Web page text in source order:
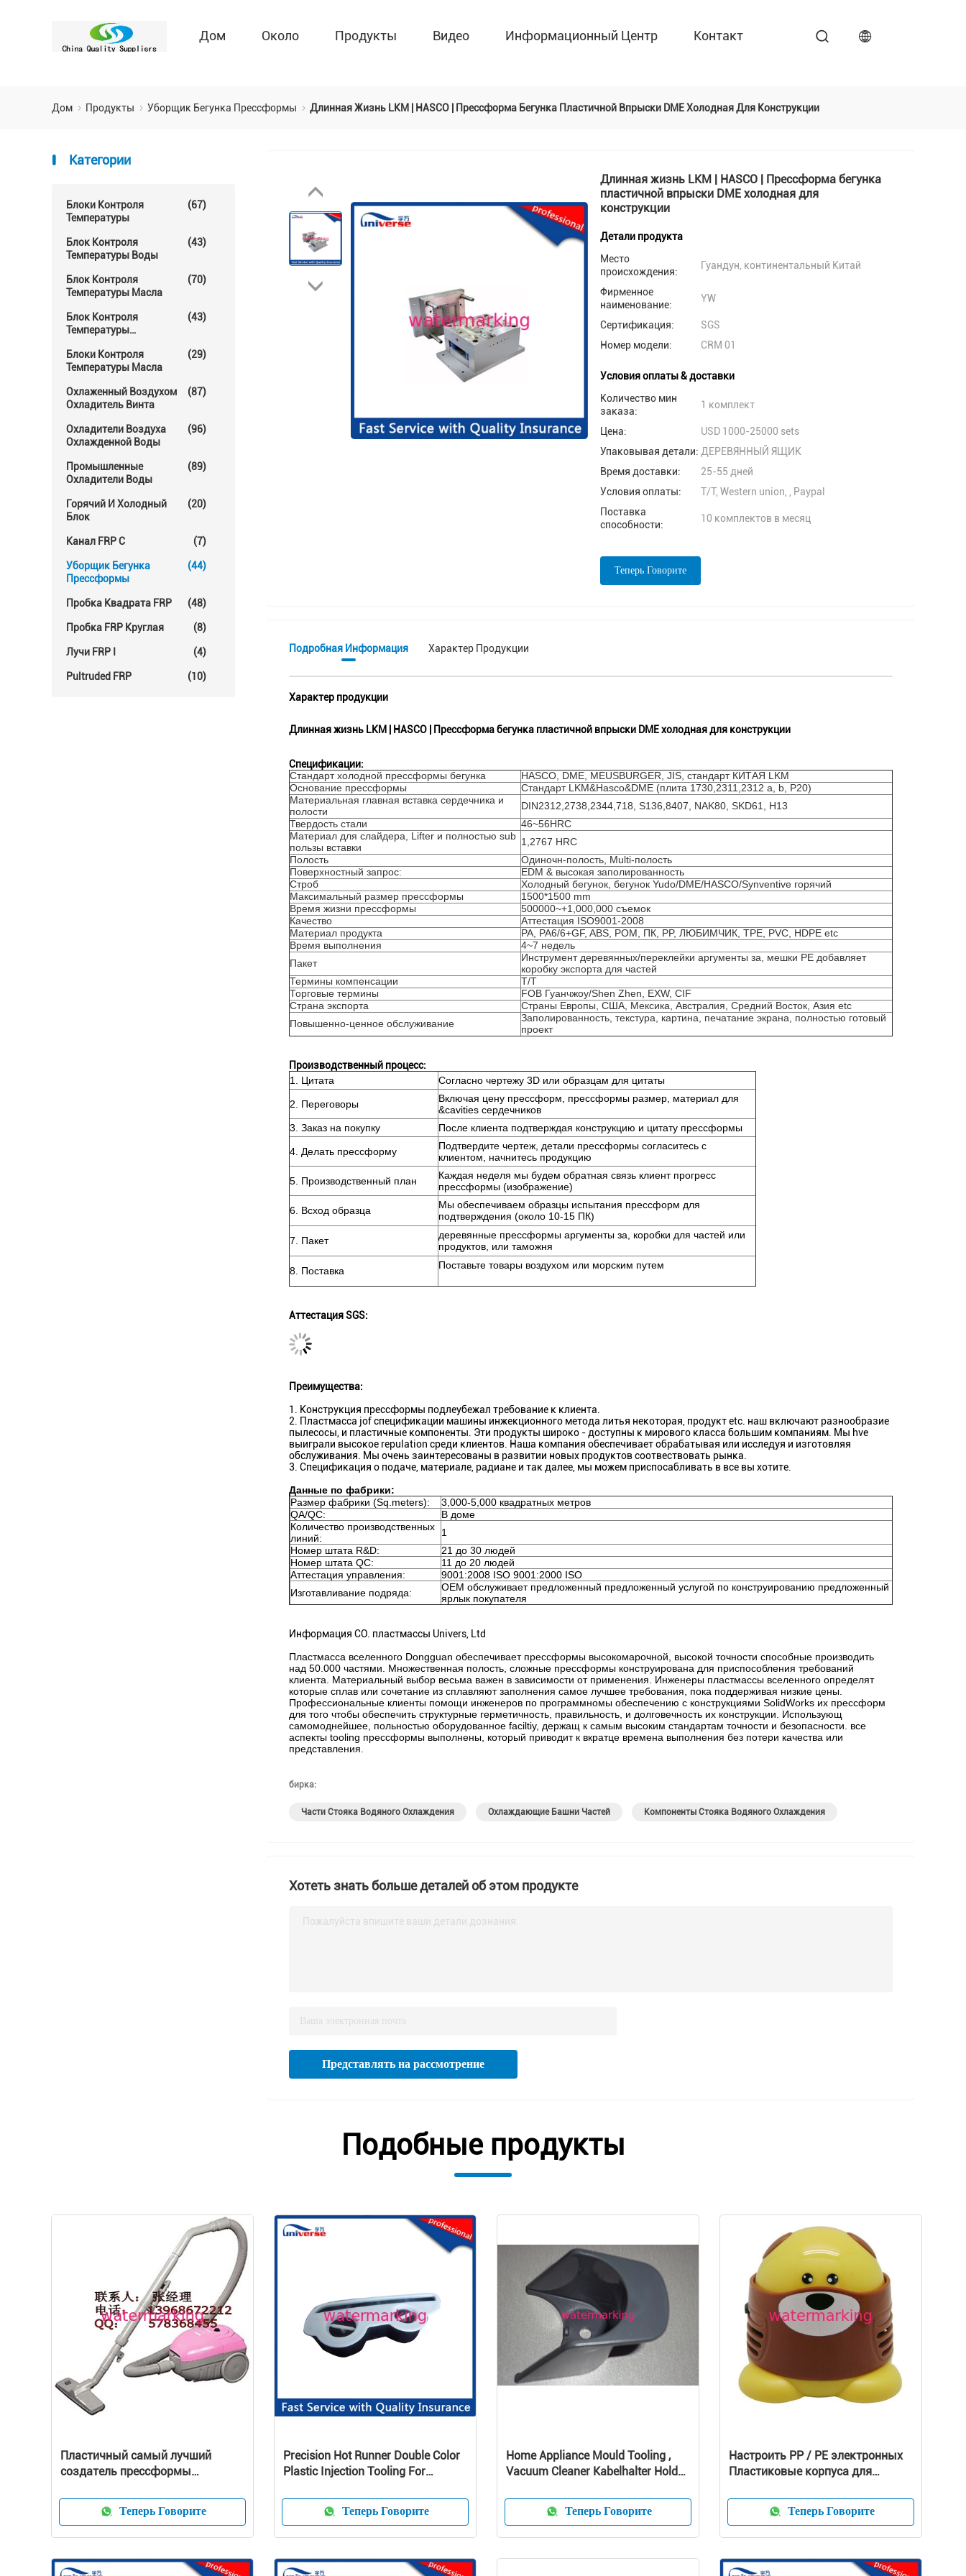
Дом Около Продукты Видео Информационный Центр Контакт
Дом Продукты Уборщик Бегунка Прессформы Длинная Жизнь LKM | HASCO | Прессформа Бегунка Пластичной Впрыски DME Холодная Для Конструкции
Категории
Блоки Контроля
Температуры
(67)
Блок Контроля
Температуры Воды
(43)
Блок Контроля
Температуры Масла
(70)
Блок Контроля
Температуры
(43)
Блоки Контроля
Температуры Масла
(29)
Охлаженный Воздухом
Охладитель Винта
(87)
Охладители Воздуха
Охлажденной Воды
(96)
Промышленные
Охладители Воды
(89)
Горячий И Холодный
Блок
(20)
Канал FRP C (7)
Уборщик Бегунка
Прессформы
(44)
Пробка Квадрата FRP (48)
Пробка FRP Круглая (8)
Лучи FRP I (4)
Pultruded FRP (10)
Длинная жизнь LKM | HASCO | Прессформа бегунка
пластичной впрыски DME холодная для
конструкции
Детали продукта
Место
происхождения:
Гуандун, континентальный Китай
Фирменное
наименование:
YW
Сертификация:
SGS
Номер модели:
CRM 01
Условия оплаты & доставки
Количество мин
заказа:
1 комплект
Цена:
USD 1000-25000 sets
Упаковывая детали: ДЕРЕВЯННЫЙ ЯЩИК
Время доставки:
25-55 дней
Условия оплаты:
T/T, Western union, , Paypal
Поставка
способности:
10 комплектов в месяц
Теперь Говорите
Подробная Информация Характер Продукции
Характер продукции
Длинная жизнь LKM | HASCO | Прессформа бегунка пластичной впрыски DME холодная для конструкции
Спецификации:
Стандарт холодной прессформы бегунка
HASCO, DME, MEUSBURGER, JIS, стандарт КИТАЯ LKM
Основание прессформы
Стандарт LKM&Hasco&DME (плита 1730,2311,2312 a, b, P20)
Материальная главная вставка сердечника и
полости
DIN2312,2738,2344,718, S136,8407, NAK80, SKD61, H13
Твердость стали
46~56HRC
Материал для слайдера, Lifter и полностью sub
пользы вставки
1,2767 HRC
Полость
Одиночн-полость, Multi-полость
Поверхностный запрос:
EDM & высокая заполированность
Строб
Холодный бегунок, бегунок Yudo/DME/HASCO/Synventive горячий
Максимальный размер прессформы
1500*1500 mm
Время жизни прессформы
500000~+1,000,000 съемок
Качество
Аттестация ISO9001-2008
Материал продукта
PA, PA6/6+GF, ABS, POM, ПК, PP, ЛЮБИМЧИК, TPE, PVC, HDPE etc
Время выполнения
4~7 недель
Пакет
Инструмент деревянных/переклейки аргументы за, мешки PE добавляет
коробку экспорта для частей
Термины компенсации
T/T
Торговые термины
FOB Гуанчжоу/Shen Zhen, EXW, CIF
Страна экспорта
Страны Европы, США, Мексика, Австралия, Средний Восток, Азия etc
Повышенно-ценное обслуживание
Заполированность, текстура, картина, печатание экрана, полностью готовый
проект
Производственный процесс:
1. Цитата
Согласно чертежу 3D или образцам для цитаты
2. Переговоры
Включая цену прессформ, прессформы размер, материал для
&cavities сердечников
3. Заказ на покупку
После клиента подтверждая конструкцию и цитату прессформы
4. Делать прессформу
Подтвердите чертеж, детали прессформы согласитесь с
клиентом, начнитесь продукцию
5. Производственный план
Каждая неделя мы будем обратная связь клиент прогресс
прессформы (изображение)
6. Всход образца
Мы обеспечиваем образцы испытания прессформ для
подтверждения (около 10-15 ПК)
7. Пакет
деревянные прессформы аргументы за, коробки для частей или
продуктов, или таможня
8. Поставка Поставьте товары воздухом или морским путем
Аттестация SGS:
Преимущества:
1. Конструкция прессформы подлеубежал требование к клиента.
2. Пластмасса jof спецификации машины инжекционного метода литья некоторая, продукт etc. наш включают разнообразие
пылесосы, и пластичные компоненты. Эти продукты широко - доступны к мирового класса большим компаниям. Мы hve
выиграли высокое repulation среди клиентов. Наша компания обеспечивает обрабатывая или исследуя и изготовляя
обслуживания. Мы очень заинтересованы в развитии новых продуктов соотвествовать рынка.
3. Спецификация о подаче, материале, радиане и так далее, мы можем приспосабливать в все вы хотите.
Данные по фабрики:
Размер фабрики (Sq.meters):
3,000-5,000 квадратных метров
QA/QC:
В доме
Количество производственных
линий:
1
Номер штата R&D:
21 до 30 людей
Номер штата QC:
11 до 20 людей
Аттестация управления:
9001:2008 ISO 9001:2000 ISO
Изготавливание подряда:
OEM обслуживает предложенный предложенный услугой по конструированию предложенный
ярлык покупателя
Информация CO. пластмассы Univers, Ltd
Пластмасса вселенного Dongguan обеспечивает прессформы высокомарочной, высокой точности способные производить
над 50.000 частями. Множественная полость, сложные прессформы конструирована для приспособления требований
клиента. Материальный выбор весьма важен в зависимости от применения. Инженеры пластмассы вселенного определят
которые сплав или сочетание из сплавляют заполнения самое лучшее требования, пока поддерживая низкие цены.
Профессиональные клиенты помощи инженеров по программномы обеспечению с конструкциями SolidWorks их прессформ
для того чтобы обеспечить структурные герметичность, правильность, и долговечность их конструкции. Использующ
самомоднейшее, польностью оборудованное faciltiy, держащ к самым высоким стандартам точности и безопасности. все
аспекты tooling прессформы выполнены, который приводит к вкратце времена выполнения без потери качества или
представления.
бирка:
Части Стояка Водяного Охлаждения Охлаждающие Башни Частей Компоненты Стояка Водяного Охлаждения
Хотеть знать больше деталей об этом продукте
Пожалуйста впишите ваши детали дознания.
Представлять на рассмотрение
Подобные продукты
Пластичный самый лучший
создатель прессформы
пылесоса
Теперь Говорите
Precision Hot Runner Double Color
Plastic Injection Tooling For
Теперь Говорите
Home Appliance Mould Tooling ,
Vacuum Cleaner Kabelhalter Holder
Теперь Говорите
Настроить PP / PE электронных
Пластиковые корпуса для
Теперь Говорите